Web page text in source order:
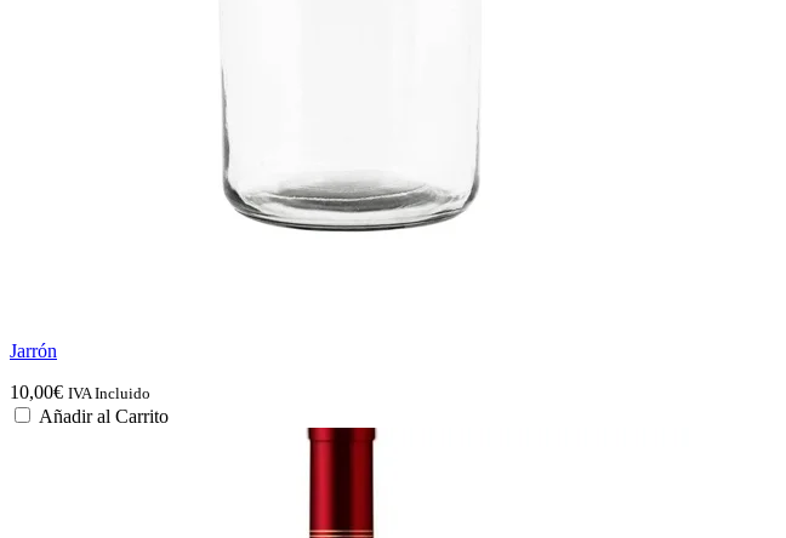
Jarrón
10,00€ IVA Incluido
Añadir al Carrito